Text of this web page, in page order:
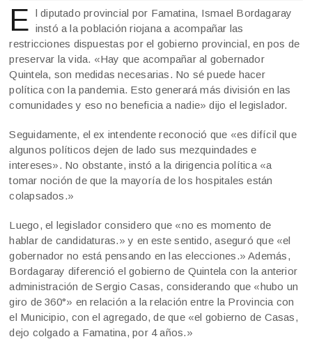
E l diputado provincial por Famatina, Ismael Bordagaray
instó a la población riojana a acompañar las
restricciones dispuestas por el gobierno provincial, en pos de
preservar la vida. «Hay que acompañar al gobernador
Quintela, son medidas necesarias. No sé puede hacer
política con la pandemia. Esto generará más división en las
comunidades y eso no beneficia a nadie» dijo el legislador.
Seguidamente, el ex intendente reconoció que «es difícil que
algunos políticos dejen de lado sus mezquindades e
intereses». No obstante, instó a la dirigencia política «a
tomar noción de que la mayoría de los hospitales están
colapsados.»
Luego, el legislador considero que «no es momento de
hablar de candidaturas.» y en este sentido, aseguró que «el
gobernador no está pensando en las elecciones.» Además,
Bordagaray diferenció el gobierno de Quintela con la anterior
administración de Sergio Casas, considerando que «hubo un
giro de 360°» en relación a la relación entre la Provincia con
el Municipio, con el agregado, de que «el gobierno de Casas,
dejo colgado a Famatina, por 4 años.»